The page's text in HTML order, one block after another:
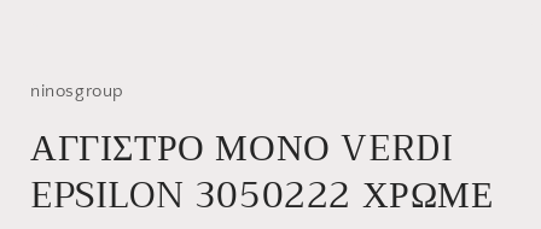
στο
βοηθητικό
ninosgroup
ΑΓΓΙΣΤΡΟ ΜΟΝΟ VERDI
EPSILON 3050222 ΧΡΩΜΕ